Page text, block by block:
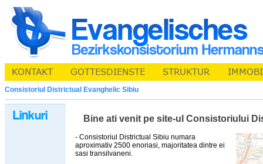
Consistoriul Districtual Evanghelic Sibiu
Bine ati venit pe site-ul Consistoriului
- Consistoriul Districtual Sibiu numara
aproximativ 2500 enoriasi, majoritatea dintre ei
sasi transilvaneni.